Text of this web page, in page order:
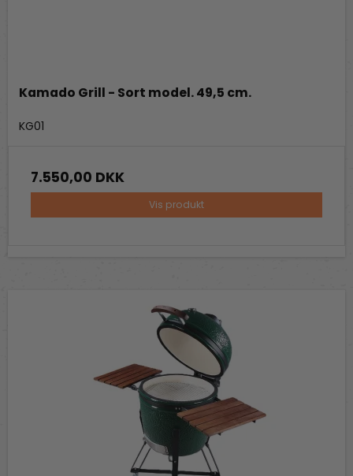
Kamado Grill - Sort model. 49,5 cm.
KG01
7.550,00 DKK
Vis produkt